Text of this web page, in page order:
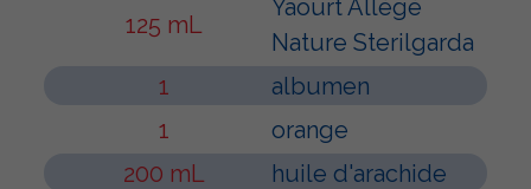
125 mL
Yaourt Allégé
Nature Sterilgarda
1
albumen
1
orange
200 mL
huile d'arachide